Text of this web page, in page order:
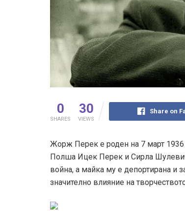
0
SHARES
30
VIEWS
Share on
Жорж Перек е роден на 7 март
Полша Ицек Перек и Сирла
война, а майка му е депортирана и
значително влияние на